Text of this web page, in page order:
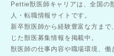
Pettie獣医師キャリアは、全国の
人・転職情報サイトです。
新卒獣医師から経験豊富な方ま
じた獣医募集情報を掲載中。
獣医師の仕事内容や職場環境、働